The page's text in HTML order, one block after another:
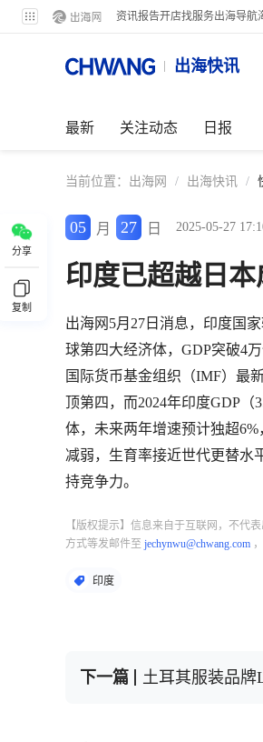
资讯报告开店找服务出海导航
出海快讯
最新 关注动态 日报
当前位置： 出海网 / 出海快讯 /
分享
复制
05 月 27 日 2025-05-27
印度已超越日
出海网5月27日消息，印度国
球第四大经济体，GDP突破4
国际货币基金组织（IMF）最
顶第四，而2024年印度GDP
体，未来两年增速预计独超
减弱，生育率接近世代更替水
持竞争力。
【版权提示】信息来自于互联网，不代
方式等发邮件至 jechynwu@chwang.com
印度
下一篇 土耳其服装品牌